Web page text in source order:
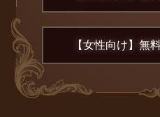
【女性向け】無